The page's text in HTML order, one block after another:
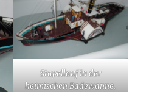
Stapellauf in der
heimischen Badewanne.